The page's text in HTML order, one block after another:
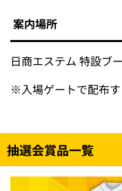
案内場所
日商エステム 特設ブ
※入場ゲートで配布
抽選会賞品一覧